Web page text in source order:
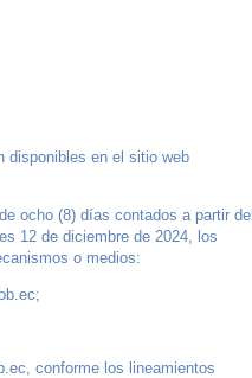
disponibles en el sitio web
ocho (8) días contados a partir del
12 de diciembre de 2024, los
o medios:
conforme los lineamientos